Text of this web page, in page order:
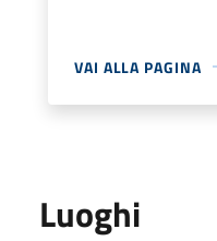
VAI ALLA PAGINA
Luoghi